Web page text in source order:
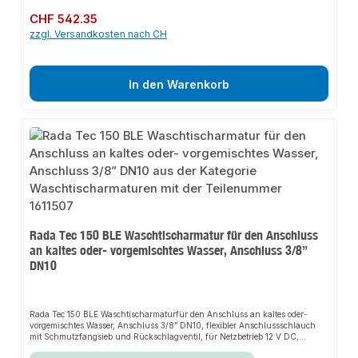
Regulärer Preis:
CHF 542.35
zzgl. Versandkosten nach CH
In den Warenkorb
Rada Tec 150 BLE Waschtischarmatur für den Anschluss
an kaltes oder- vorgemischtes Wasser, Anschluss 3/8”
DN10
Rada Tec 150 BLE Waschtischarmaturfür den Anschluss an kaltes oder-
vorgemischtes Wasser, Anschluss 3/8” DN10, flexibler Anschlussschlauch
mit Schmutzfangsieb und Rückschlagventil, für Netzbetrieb 12 V DC,